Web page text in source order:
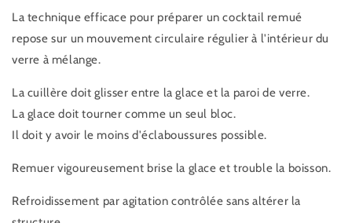
La technique efficace pour préparer un cocktail remué
repose sur un mouvement circulaire régulier à l'intérieur du
verre à mélange.
La cuillère doit glisser entre la glace et la paroi de verre.
La glace doit tourner comme un seul bloc.
Il doit y avoir le moins d'éclaboussures possible.
Remuer vigoureusement brise la glace et trouble la boisson.
Refroidissement par agitation contrôlée sans altérer la